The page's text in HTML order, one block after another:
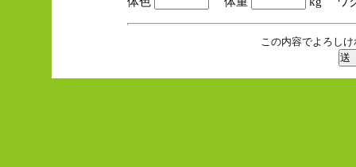
この内容でよろし